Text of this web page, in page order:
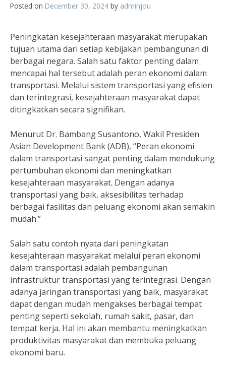
Posted on December 30, 2024 by adminjou
Peningkatan kesejahteraan masyarakat merupakan
tujuan utama dari setiap kebijakan pembangunan di
berbagai negara. Salah satu faktor penting dalam
mencapai hal tersebut adalah peran ekonomi dalam
transportasi. Melalui sistem transportasi yang efisien
dan terintegrasi, kesejahteraan masyarakat dapat
ditingkatkan secara signifikan.
Menurut Dr. Bambang Susantono, Wakil Presiden
Asian Development Bank (ADB), “Peran ekonomi
dalam transportasi sangat penting dalam mendukung
pertumbuhan ekonomi dan meningkatkan
kesejahteraan masyarakat. Dengan adanya
transportasi yang baik, aksesibilitas terhadap
berbagai fasilitas dan peluang ekonomi akan semakin
mudah.”
Salah satu contoh nyata dari peningkatan
kesejahteraan masyarakat melalui peran ekonomi
dalam transportasi adalah pembangunan
infrastruktur transportasi yang terintegrasi. Dengan
adanya jaringan transportasi yang baik, masyarakat
dapat dengan mudah mengakses berbagai tempat
penting seperti sekolah, rumah sakit, pasar, dan
tempat kerja. Hal ini akan membantu meningkatkan
produktivitas masyarakat dan membuka peluang
ekonomi baru.